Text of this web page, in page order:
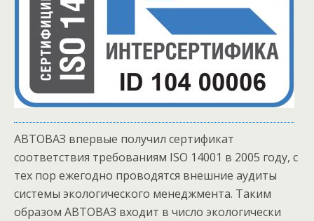
АВТОВАЗ впервые получил сертификат
соответствия требованиям ISO 14001 в 2005 году, с
тех пор ежегодно проводятся внешние аудиты
системы экологического менеджмента. Таким
образом АВТОВАЗ входит в число экологически